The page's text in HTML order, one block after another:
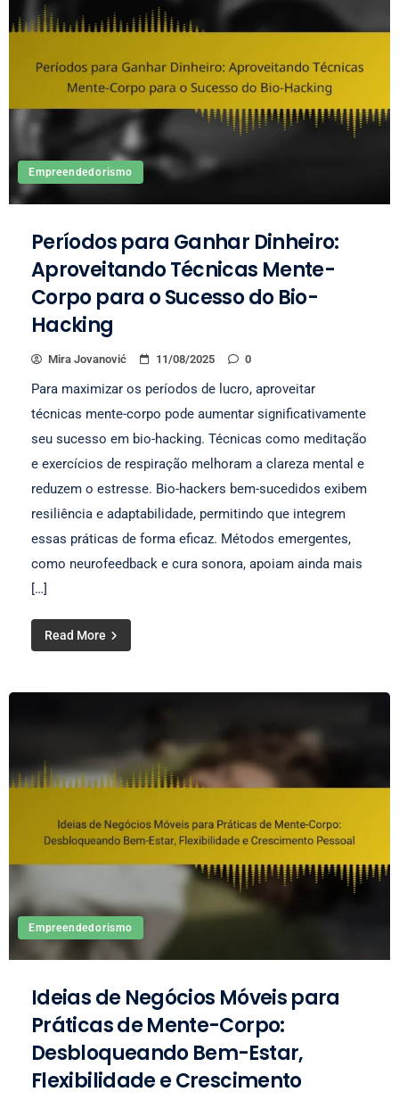
Empreendedorismo
Períodos para Ganhar Dinheiro:
Aproveitando Técnicas Mente-
Corpo para o Sucesso do Bio-
Hacking
Mira Jovanović 11/08/2025 0
Para maximizar os períodos de lucro, aproveitar
técnicas mente-corpo pode aumentar significativamente
seu sucesso em bio-hacking. Técnicas como meditação
e exercícios de respiração melhoram a clareza mental e
reduzem o estresse. Bio-hackers bem-sucedidos exibem
resiliência e adaptabilidade, permitindo que integrem
essas práticas de forma eficaz. Métodos emergentes,
como neurofeedback e cura sonora, apoiam ainda mais
[…]
Read More
Empreendedorismo
Ideias de Negócios Móveis para
Práticas de Mente-Corpo:
Desbloqueando Bem-Estar,
Flexibilidade e Crescimento